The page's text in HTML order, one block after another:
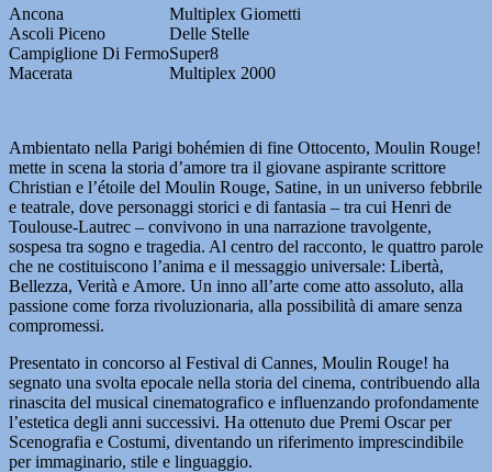
Ancona
Multiplex Giometti
Ascoli Piceno
Delle Stelle
Campiglione Di FermoSuper8
Macerata
Multiplex 2000
Ambientato nella Parigi bohémien di fine Ottocento, Moulin Rouge!
mette in scena la storia d’amore tra il giovane aspirante scrittore
Christian e l’étoile del Moulin Rouge, Satine, in un universo febbrile
e teatrale, dove personaggi storici e di fantasia – tra cui Henri de
Toulouse-Lautrec – convivono in una narrazione travolgente,
sospesa tra sogno e tragedia. Al centro del racconto, le quattro parole
che ne costituiscono l’anima e il messaggio universale: Libertà,
Bellezza, Verità e Amore. Un inno all’arte come atto assoluto, alla
passione come forza rivoluzionaria, alla possibilità di amare senza
compromessi.
Presentato in concorso al Festival di Cannes, Moulin Rouge! ha
segnato una svolta epocale nella storia del cinema, contribuendo alla
rinascita del musical cinematografico e influenzando profondamente
l’estetica degli anni successivi. Ha ottenuto due Premi Oscar per
Scenografia e Costumi, diventando un riferimento imprescindibile
per immaginario, stile e linguaggio.